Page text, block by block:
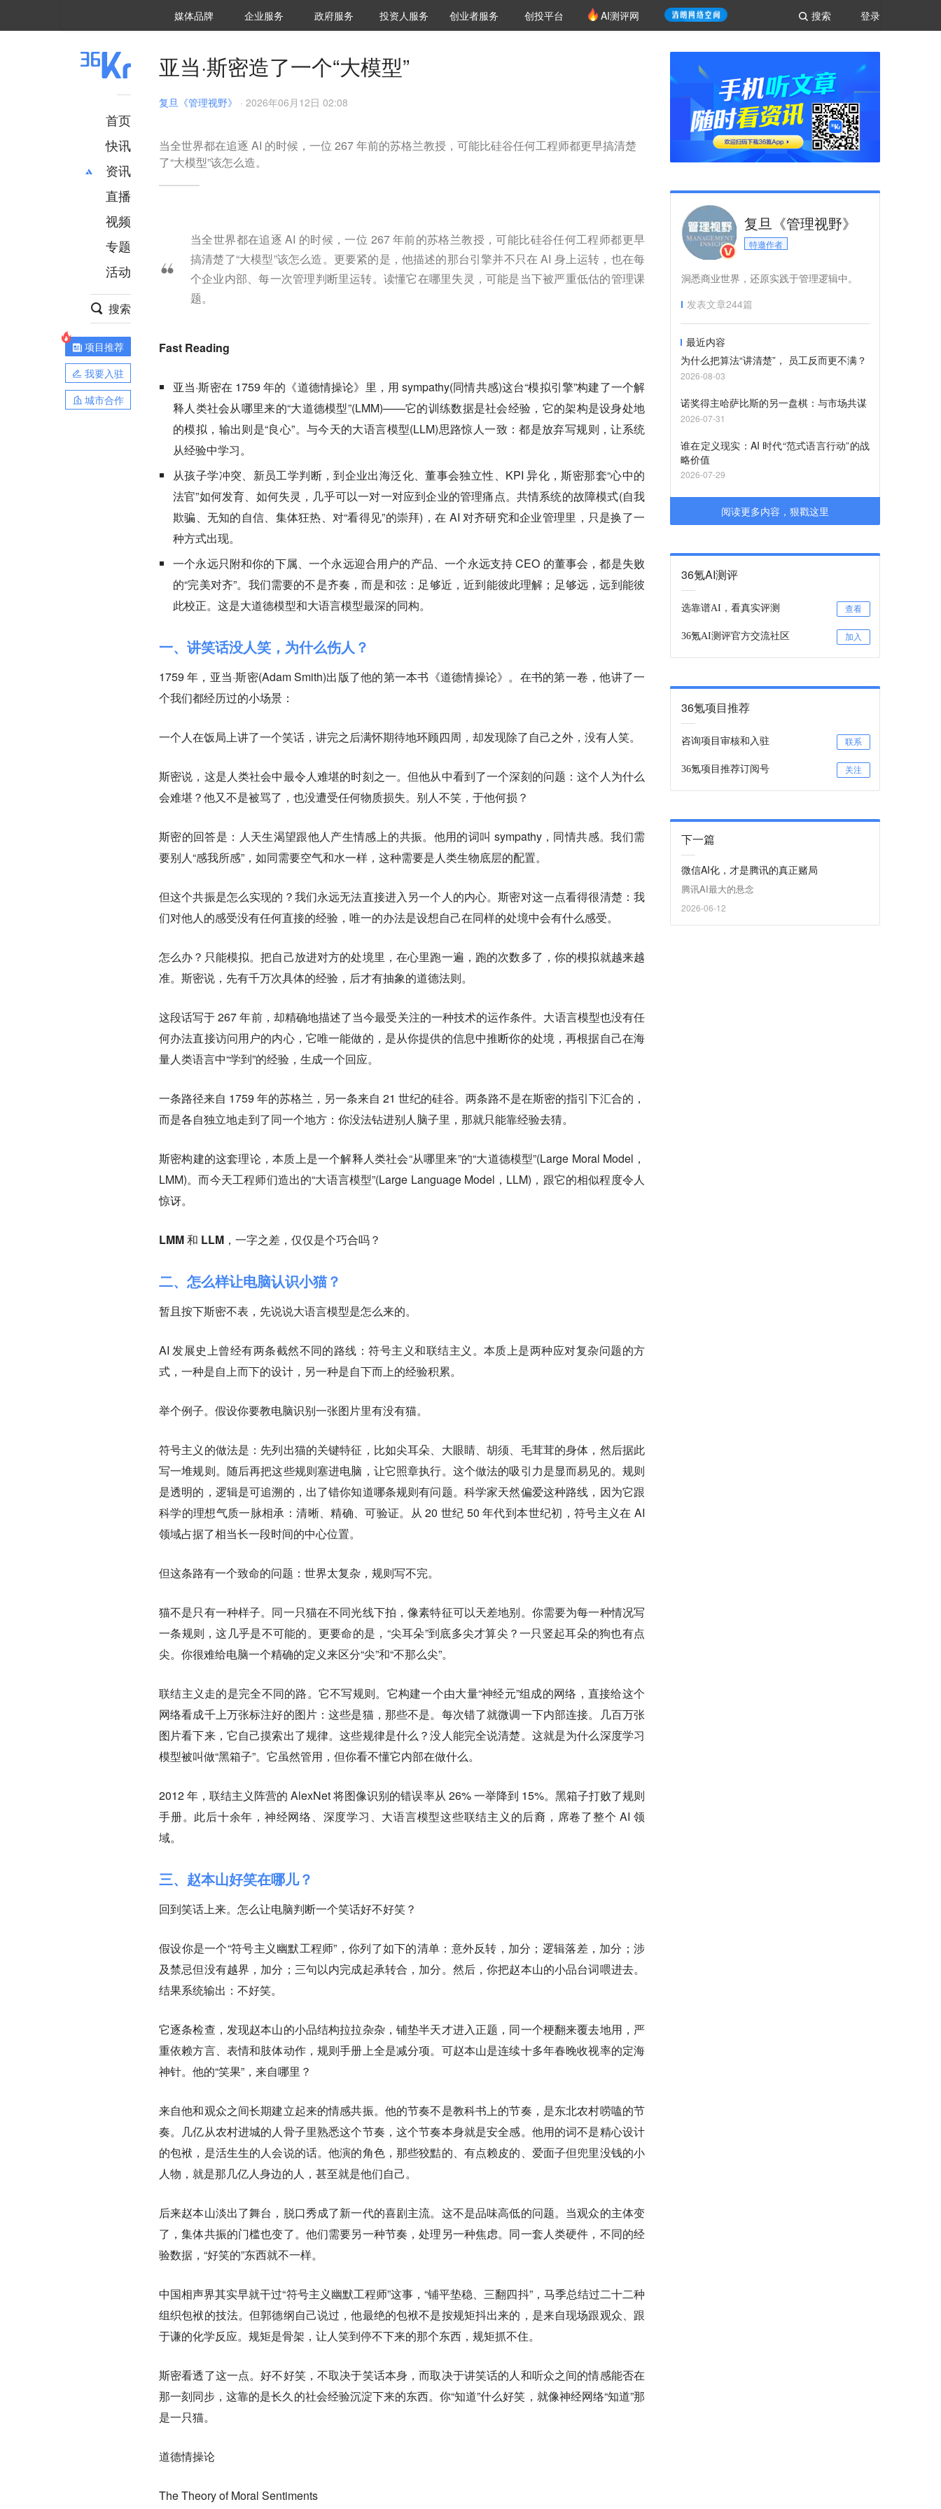
登录
搜索
媒体品牌 36Kr研究院
企业服务 城市之窗
政府服务 VClub投资机构库
投资机构职位推介
投资人服务 创投氪堂
创业者服务 创投平台 AI测评网
首页
快讯
资讯
推荐
财经
项目推荐
安徽
直播
视频
专题
活动
搜索
项目推荐
我要入驻
城市合作
亚当·斯密造了一个“大模型”
复旦《管理视野》 · 2026年06月12日 02:08
当全世界都在追逐 AI 的时候，一位 267 年前的苏格兰教授，可能比硅谷任何工程师都更早搞清楚
了“大模型”该怎么造。
当全世界都在追逐 AI 的时候，一位 267 年前的苏格兰教授，可能比硅谷任何工程师都更早
搞清楚了“大模型”该怎么造。更要紧的是，他描述的那台引擎并不只在 AI 身上运转，也在每
个企业内部、每一次管理判断里运转。读懂它在哪里失灵，可能是当下被严重低估的管理课
题。
Fast Reading
亚当·斯密在 1759 年的《道德情操论》里，用 sympathy(同情共感)这台“模拟引擎”构建了一个解
释人类社会从哪里来的“大道德模型”(LMM)——它的训练数据是社会经验，它的架构是设身处地
的模拟，输出则是“良心”。与今天的大语言模型(LLM)思路惊人一致：都是放弃写规则，让系统
从经验中学习。
从孩子学冲突、新员工学判断，到企业出海泛化、董事会独立性、KPI 异化，斯密那套“心中的
法官”如何发育、如何失灵，几乎可以一对一对应到企业的管理痛点。共情系统的故障模式(自我
欺骗、无知的自信、集体狂热、对“看得见”的崇拜)，在 AI 对齐研究和企业管理里，只是换了一
种方式出现。
一个永远只附和你的下属、一个永远迎合用户的产品、一个永远支持 CEO 的董事会，都是失败
的“完美对齐”。我们需要的不是齐奏，而是和弦：足够近，近到能彼此理解；足够远，远到能彼
此校正。这是大道德模型和大语言模型最深的同构。
一、讲笑话没人笑，为什么伤人？
1759 年，亚当·斯密(Adam Smith)出版了他的第一本书《道德情操论》。在书的第一卷，他讲了一
个我们都经历过的小场景：
一个人在饭局上讲了一个笑话，讲完之后满怀期待地环顾四周，却发现除了自己之外，没有人笑。
斯密说，这是人类社会中最令人难堪的时刻之一。但他从中看到了一个深刻的问题：这个人为什么
会难堪？他又不是被骂了，也没遭受任何物质损失。别人不笑，于他何损？
斯密的回答是： 人天生渴望跟他人产生情感上的共振。他用的词叫 sympathy，同情共感。我们需
要别人“感我所感”，如同需要空气和水一样，这种需要是人类生物底层的配置。
但这个共振是怎么实现的？我们永远无法直接进入另一个人的内心。斯密对这一点看得很清楚：我
们对他人的感受没有任何直接的经验，唯一的办法是设想自己在同样的处境中会有什么感受。
怎么办？只能模拟。把自己放进对方的处境里，在心里跑一遍，跑的次数多了，你的模拟就越来越
准。斯密说， 先有千万次具体的经验，后才有抽象的道德法则。
这段话写于 267 年前，却精确地描述了当今最受关注的一种技术的运作条件。大语言模型也没有任
何办法直接访问用户的内心，它唯一能做的，是从你提供的信息中推断你的处境，再根据自己在海
量人类语言中“学到”的经验，生成一个回应。
一条路径来自 1759 年的苏格兰，另一条来自 21 世纪的硅谷。两条路不是在斯密的指引下汇合的，
而是各自独立地走到了同一个地方：你没法钻进别人脑子里，那就只能靠经验去猜。
斯密构建的这套理论，本质上是一个解释人类社会“从哪里来”的“大道德模型”(Large Moral Model，
LMM)。而今天工程师们造出的“大语言模型”(Large Language Model，LLM)，跟它的相似程度令人
惊讶。
LMM 和 LLM，一字之差，仅仅是个巧合吗？
二、怎么样让电脑认识小猫？
暂且按下斯密不表，先说说大语言模型是怎么来的。
AI 发展史上曾经有两条截然不同的路线：符号主义和联结主义。本质上是两种应对复杂问题的方
式， 一种是自上而下的设计，另一种是自下而上的经验积累。
举个例子。假设你要教电脑识别一张图片里有没有猫。
符号主义的做法是：先列出猫的关键特征，比如尖耳朵、大眼睛、胡须、毛茸茸的身体，然后据此
写一堆规则。随后再把这些规则塞进电脑，让它照章执行。这个做法的吸引力是显而易见的。规则
是透明的，逻辑是可追溯的，出了错你知道哪条规则有问题。科学家天然偏爱这种路线，因为它跟
科学的理想气质一脉相承：清晰、精确、可验证。从 20 世纪 50 年代到本世纪初，符号主义在 AI
领域占据了相当长一段时间的中心位置。
但这条路有一个致命的问题： 世界太复杂，规则写不完。
猫不是只有一种样子。同一只猫在不同光线下拍，像素特征可以天差地别。你需要为每一种情况写
一条规则，这几乎是不可能的。更要命的是，“尖耳朵”到底多尖才算尖？一只竖起耳朵的狗也有点
尖。你很难给电脑一个精确的定义来区分“尖”和“不那么尖”。
联结主义走的是完全不同的路。它不写规则。它构建一个由大量“神经元”组成的网络，直接给这个
网络看成千上万张标注好的图片：这些是猫，那些不是。每次错了就微调一下内部连接。几百万张
图片看下来，它自己摸索出了规律。这些规律是什么？没人能完全说清楚。这就是为什么深度学习
模型被叫做“黑箱子”。它虽然管用，但你看不懂它内部在做什么。
2012 年，联结主义阵营的 AlexNet 将图像识别的错误率从 26% 一举降到 15%。黑箱子打败了规则
手册。此后十余年，神经网络、深度学习、大语言模型这些联结主义的后裔，席卷了整个 AI 领
域。
三、赵本山好笑在哪儿？
回到笑话上来。怎么让电脑判断一个笑话好不好笑？
假设你是一个“符号主义幽默工程师”，你列了如下的清单：意外反转，加分；逻辑落差，加分；涉
及禁忌但没有越界，加分；三句以内完成起承转合，加分。然后，你把赵本山的小品台词喂进去。
结果系统输出：不好笑。
它逐条检查，发现赵本山的小品结构拉拉杂杂，铺垫半天才进入正题，同一个梗翻来覆去地用，严
重依赖方言、表情和肢体动作，规则手册上全是减分项。可赵本山是连续十多年春晚收视率的定海
神针。他的“笑果”，来自哪里？
来自他和观众之间长期建立起来的情感共振。他的节奏不是教科书上的节奏，是东北农村唠嗑的节
奏。几亿从农村进城的人骨子里熟悉这个节奏，这个节奏本身就是安全感。他用的词不是精心设计
的包袱，是活生生的人会说的话。他演的角色，那些狡黠的、有点赖皮的、爱面子但兜里没钱的小
人物，就是那几亿人身边的人，甚至就是他们自己。
后来赵本山淡出了舞台，脱口秀成了新一代的喜剧主流。 这不是品味高低的问题。当观众的主体变
了，集体共振的门槛也变了。他们需要另一种节奏，处理另一种焦虑。同一套人类硬件，不同的经
验数据，“好笑的”东西就不一样。
中国相声界其实早就干过“符号主义幽默工程师”这事，“铺平垫稳、三翻四抖”，马季总结过二十二种
组织包袱的技法。但郭德纲自己说过，他最绝的包袱不是按规矩抖出来的，是来自现场跟观众、跟
于谦的化学反应。 规矩是骨架，让人笑到停不下来的那个东西，规矩抓不住。
斯密看透了这一点。好不好笑，不取决于笑话本身，而取决于讲笑话的人和听众之间的情感能否在
那一刻同步，这靠的是长久的社会经验沉淀下来的东西。你“知道”什么好笑，就像神经网络“知道”那
是一只猫。
道德情操论
The Theory of Moral Sentiments
复旦《管理视野》
特邀作者
洞悉商业世界，还原实践于管理逻辑中。
发表文章244篇
最近内容
为什么把算法“讲清楚”， 员工反而更不满？
2026-08-03
诺奖得主哈萨比斯的另一盘棋：与市场共谋
2026-07-31
谁在定义现实：AI 时代“范式语言行动”的战
略价值
2026-07-29
阅读更多内容，狠戳这里
36氪AI测评
选靠谱AI，看真实评测 查看
36氪AI测评官方交流社区 加入
36氪项目推荐
咨询项目审核和入驻 联系
36氪项目推荐订阅号 关注
下一篇
微信AI化，才是腾讯的真正赌局
腾讯AI最大的悬念
2026-06-12